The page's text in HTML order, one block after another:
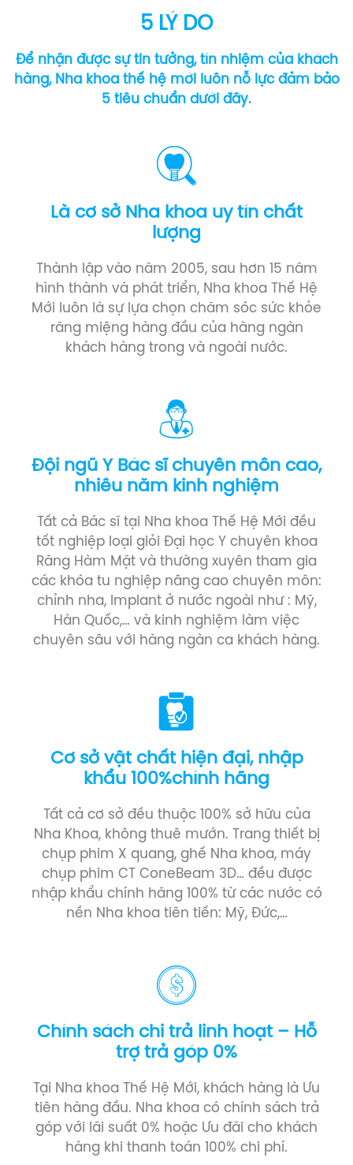
5 LÝ DO
Để nhận được sự tin tưởng, tín nhiệm của khách
hàng, Nha khoa thế hệ mới luôn nỗ lực đảm bảo
5 tiêu chuẩn dưới đây.
Là cơ sở Nha khoa uy tín chất
lượng
Thành lập vào năm 2005, sau hơn 15 năm
hình thành và phát triển, Nha khoa Thế Hệ
Mới luôn là sự lựa chọn chăm sóc sức khỏe
răng miệng hàng đầu của hàng ngàn
khách hàng trong và ngoài nước.
Đội ngũ Y Bác sĩ chuyên môn cao,
nhiều năm kinh nghiệm
Tất cả Bác sĩ tại Nha khoa Thế Hệ Mới đều
tốt nghiệp loại giỏi Đại học Y chuyên khoa
Răng Hàm Mặt và thường xuyên tham gia
các khóa tu nghiệp nâng cao chuyên môn:
chỉnh nha, Implant ở nước ngoài như : Mỹ,
Hàn Quốc,… và kinh nghiệm làm việc
chuyên sâu với hàng ngàn ca khách hàng.
Cơ sở vật chất hiện đại, nhập
khẩu 100%chính hãng
Tất cả cơ sở đều thuộc 100% sở hữu của
Nha Khoa, không thuê mướn. Trang thiết bị
chụp phim X quang, ghế Nha khoa, máy
chụp phim CT ConeBeam 3D… đều được
nhập khẩu chính hãng 100% từ các nước có
nền Nha khoa tiên tiến: Mỹ, Đức,…
Chính sách chi trả linh hoạt – Hỗ
trợ trả góp 0%
Tại Nha khoa Thế Hệ Mới, khách hàng là Ưu
tiên hàng đầu. Nha khoa có chính sách trả
góp với lãi suất 0% hoặc Ưu đãi cho khách
hàng khi thanh toán 100% chi phí.